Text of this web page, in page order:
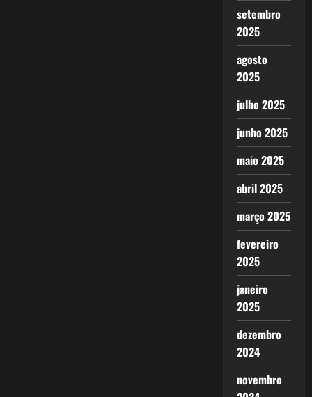
setembro
2025
agosto
2025
julho 2025
junho 2025
maio 2025
abril 2025
março 2025
fevereiro
2025
janeiro
2025
dezembro
2024
novembro